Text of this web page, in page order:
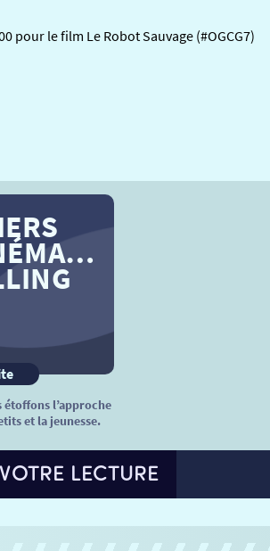
pour le film Le Robot Sauvage (#OGCG7)
étoffons l’approche
et la jeunesse.
VOTRE LECTURE